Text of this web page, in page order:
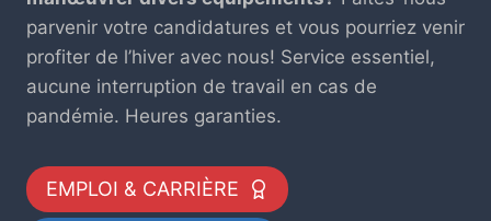
parvenir votre candidatures et vous pourriez venir
profiter de l’hiver avec nous! Service essentiel,
aucune interruption de travail en cas de
pandémie. Heures garanties.
EMPLOI & CARRIÈRE